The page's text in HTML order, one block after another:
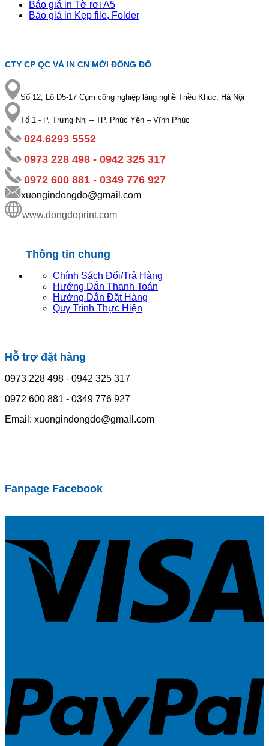
Báo giá in Tờ rơi A5
Báo giá in Kẹp file, Folder
CTY CP QC VÀ IN CN MỚI ĐÔNG ĐÔ
Số 12, Lô D5-17 Cụm công nghiệp làng nghề Triều Khúc, Hà Nội
Tổ 1 - P. Trưng Nhị – TP. Phúc Yên – Vĩnh Phúc
024.6293 5552
0973 228 498 - 0942 325 317
0972 600 881 - 0349 776 927
xuongindongdo@gmail.com
www.dongdoprint.com
Thông tin chung
Chính Sách Đổi/Trả Hàng
Hướng Dẫn Thanh Toán
Hướng Dẫn Đặt Hàng
Quy Trình Thực Hiện
Hỗ trợ đặt hàng
0973 228 498 - 0942 325 317
0972 600 881 - 0349 776 927
Email: xuongindongdo@gmail.com
Fanpage Facebook